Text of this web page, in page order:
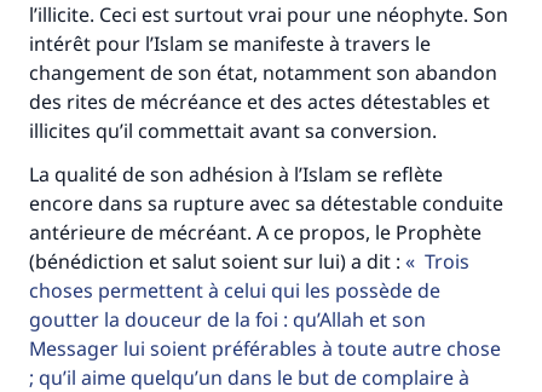
l’illicite. Ceci est surtout vrai pour une néophyte. Son
intérêt pour l’Islam se manifeste à travers le
changement de son état, notamment son abandon
des rites de mécréance et des actes détestables et
illicites qu’il commettait avant sa conversion.
La qualité de son adhésion à l’Islam se reflète
encore dans sa rupture avec sa détestable conduite
antérieure de mécréant. A ce propos, le Prophète
(bénédiction et salut soient sur lui) a dit :
Trois
choses permettent à celui qui les possède de
goutter la douceur de la foi : qu’Allah et son
Messager lui soient préférables à toute autre chose
; qu’il aime quelqu’un dans le but de complaire à